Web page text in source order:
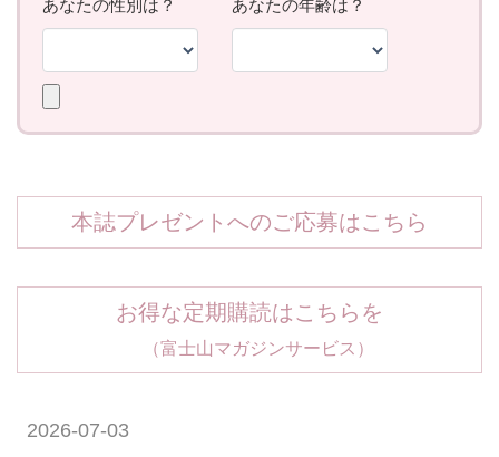
本誌プレゼントへのご応募はこちら
お得な定期購読はこちらを
（富士山マガジンサービス）
2026-07-03